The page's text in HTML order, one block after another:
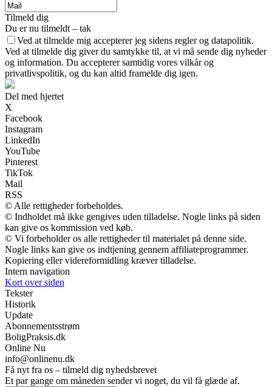
Tilmeld dig
Du er nu tilmeldt – tak
Ved at tilmelde mig accepterer jeg sidens regler og datapolitik.
Ved at tilmelde dig giver du samtykke til, at vi må sende dig nyheder
og information. Du accepterer samtidig vores vilkår og
privatlivspolitik, og du kan altid framelde dig igen.
Del med hjertet
X
Facebook
Instagram
LinkedIn
YouTube
Pinterest
TikTok
Mail
RSS
© Alle rettigheder forbeholdes.
© Indholdet må ikke gengives uden tilladelse. Nogle links på siden
kan give os kommission ved køb.
© Vi forbeholder os alle rettigheder til materialet på denne side.
Nogle links kan give os indtjening gennem affiliateprogrammer.
Kopiering eller videreformidling kræver tilladelse.
Intern navigation
Kort over siden
Tekster
Historik
Update
Abonnementsstrøm
BoligPraksis.dk
Online Nu
info@onlinenu.dk
Få nyt fra os – tilmeld dig nyhedsbrevet
Et par gange om måneden sender vi noget, du vil få glæde af.